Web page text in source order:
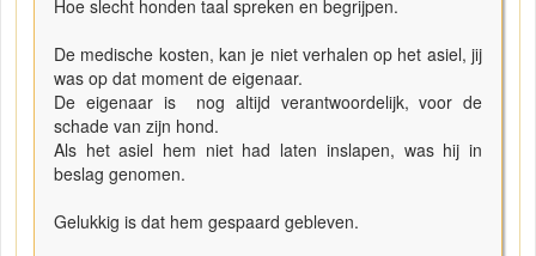
Hoe slecht honden taal spreken en begrijpen.
De medische kosten, kan je niet verhalen op het asiel, jij
was op dat moment de eigenaar.
De eigenaar is nog altijd verantwoordelijk, voor de
schade van zijn hond.
Als het asiel hem niet had laten inslapen, was hij in
beslag genomen.
Gelukkig is dat hem gespaard gebleven.